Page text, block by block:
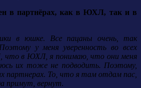
в партнёрах, как в ЮХЛ, так и в
в юшке. Все пацаны очень, так
у меня уверенность во всех
что в ЮХЛ, я понимаю, что они меня
их тоже не подводить. Поэтому,
партнерах. То, что я там отдам пас,
примут, вернут.